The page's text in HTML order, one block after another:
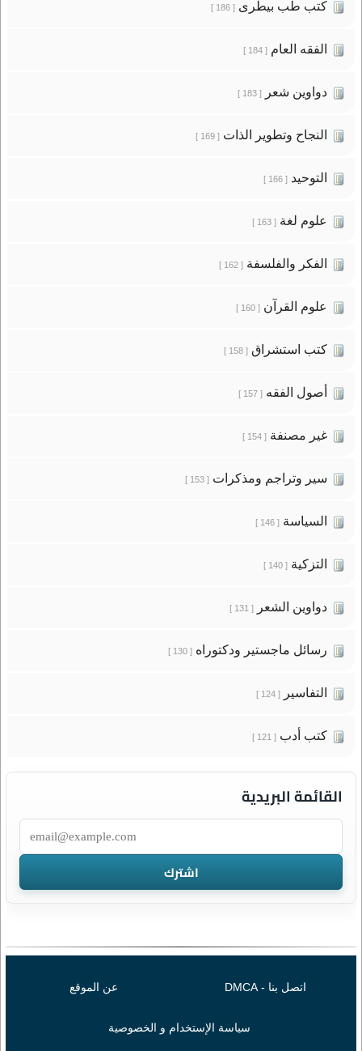
كتب طب بيطرى[ 186 ]
الفقه العام[ 184 ]
دواوين شعر[ 183 ]
النجاح وتطوير الذات[ 169 ]
التوحيد[ 166 ]
علوم لغة[ 163 ]
الفكر والفلسفة[ 162 ]
علوم القرآن[ 160 ]
كتب استشراق[ 158 ]
أصول الفقه[ 157 ]
غير مصنفة[ 154 ]
سير وتراجم ومذكرات[ 153 ]
السياسة[ 146 ]
التزكية[ 140 ]
دواوين الشعر[ 131 ]
رسائل ماجستير ودكتوراه[ 130 ]
التفاسير[ 124 ]
كتب أدب[ 121 ]
القائمة البريدية
اتصل بنا - DMCA عن الموقع
سياسة الإستخدام و الخصوصية